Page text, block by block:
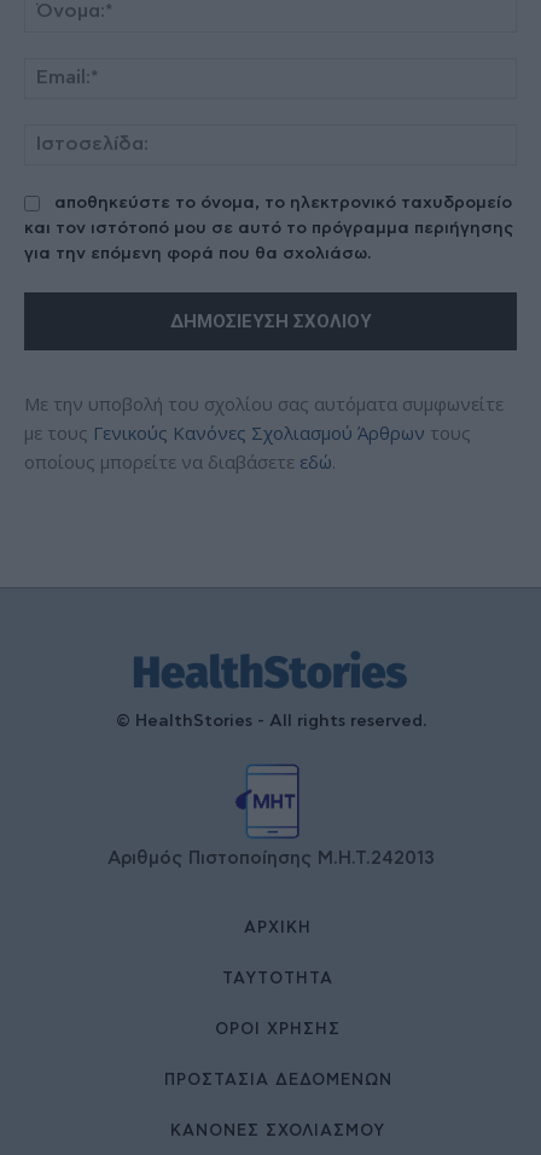
αποθηκεύστε το όνομα, το ηλεκτρονικό ταχυδρομείο
και τον ιστότοπό μου σε αυτό το πρόγραμμα περιήγησης
για την επόμενη φορά που θα σχολιάσω.
Με την υποβολή του σχολίου σας αυτόματα συμφωνείτε
με τους Γενικούς Κανόνες Σχολιασμού Άρθρων τους
οποίους μπορείτε να διαβάσετε εδώ.
© HealthStories - All rights reserved.
Αριθμός Πιστοποίησης Μ.Η.Τ.242013
ΑΡΧΙΚΉ
ΤΑΥΤΌΤΗΤΑ
ΌΡΟΙ ΧΡΉΣΗΣ
ΠΡΟΣΤΑΣΙΑ ΔΕΔΟΜΕΝΩΝ
ΚΑΝΟΝΕΣ ΣΧΟΛΙΑΣΜΟΥ